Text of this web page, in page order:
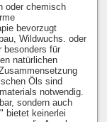
oder chemisch
bevorzugt
Wildwuchs. oder
besonders für
natürlichen
Öls sind
notwendig.
sondern auch
bietet keinerlei